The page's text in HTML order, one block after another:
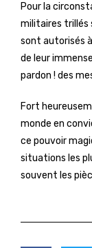
Pour la
militaires trillés
sont autorisés
de leur
pardon ! des
Fort
monde en
ce pouvoir
situations les
souvent les